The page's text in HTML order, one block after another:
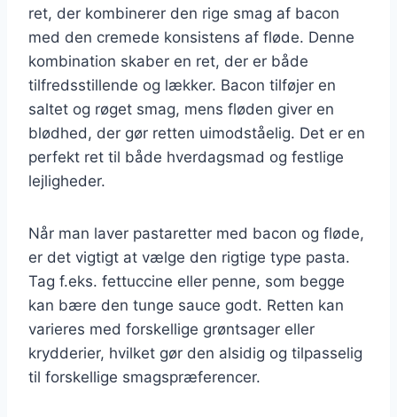
ret, der kombinerer den rige smag af bacon
med den cremede konsistens af fløde. Denne
kombination skaber en ret, der er både
tilfredsstillende og lækker. Bacon tilføjer en
saltet og røget smag, mens fløden giver en
blødhed, der gør retten uimodståelig. Det er en
perfekt ret til både hverdagsmad og festlige
lejligheder.
Når man laver pastaretter med bacon og fløde,
er det vigtigt at vælge den rigtige type pasta.
Tag f.eks. fettuccine eller penne, som begge
kan bære den tunge sauce godt. Retten kan
varieres med forskellige grøntsager eller
krydderier, hvilket gør den alsidig og tilpasselig
til forskellige smagspræferencer.